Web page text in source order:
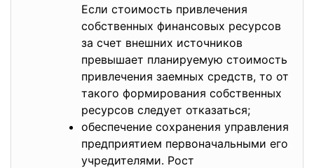
Если стоимость привлечения
собственных финансовых ресурсов
за счет внешних источников
превышает планируемую стоимость
привлечения заемных средств, то от
такого формирования собственных
ресурсов следует отказаться;
обеспечение сохранения управления
предприятием первоначальными его
учредителями. Рост